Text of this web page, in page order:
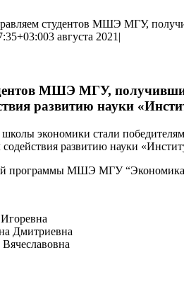
студентов МШЭ МГУ,
3 августа 2021|
МШЭ МГУ,
развитию науки
экономики стали
развитию науки
программы МШЭ МГУ “Экономика
Дмитриевна